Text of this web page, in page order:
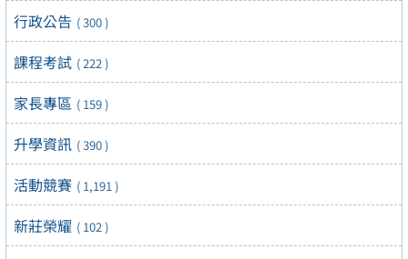
行政公告 ( 300 )
課程考試 ( 222 )
家長專區 ( 159 )
升學資訊 ( 390 )
活動競賽 ( 1,191 )
新莊榮耀 ( 102 )